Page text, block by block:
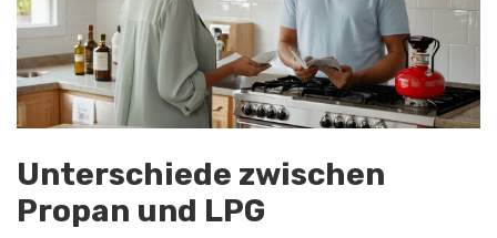
Unterschiede zwischen
Propan und LPG